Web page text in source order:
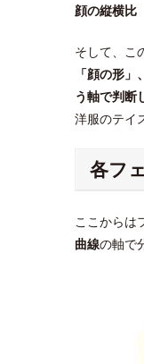
顔の縦横
そして、こ
「顔の形
う軸で判断
洋服のテイ
各フ
ここからは
曲線の軸で